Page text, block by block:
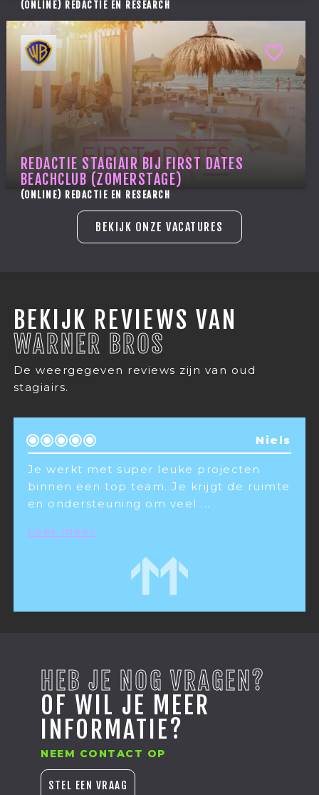
(ONLINE) REDACTIE EN RESEARCH
REDACTIE STAGIAIR BIJ FIRST DATES
BEACHCLUB (ZOMERSTAGE)
(ONLINE) REDACTIE EN RESEARCH
BEKIJK ONZE VACATURES
BEKIJK REVIEWS VAN
WARNER BROS
De weergegeven reviews zijn van oud
stagiairs.
Niels
ruimte
Ontzettend bijzondere, diverse en
leerzame stage gehad bij Warner
HEB JE NOG VRAGEN?
OF WIL JE MEER
INFORMATIE?
NEEM CONTACT OP
STEL EEN VRAAG